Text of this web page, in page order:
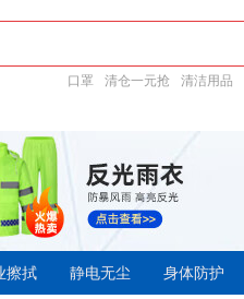
口罩 清仓一元抢 清洁用品
擦拭 静电无尘 身体防护